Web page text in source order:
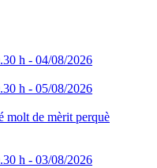
h - 04/08/2026
h - 05/08/2026
molt de mèrit perquè
h - 03/08/2026